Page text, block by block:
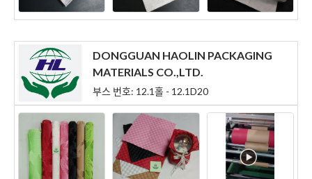
DONGGUAN HAOLIN PACKAGING
MATERIALS CO.,LTD.
부스 번호: 12.1홀 - 12.1D20